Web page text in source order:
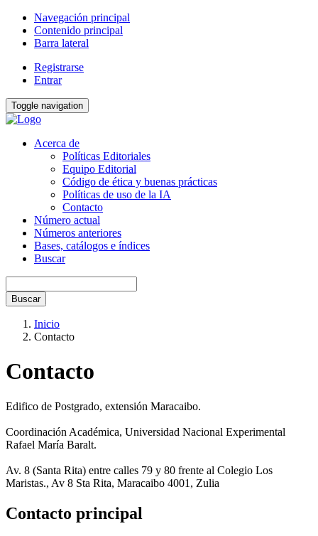
Navegación principal
Contenido principal
Barra lateral
Registrarse
Entrar
Toggle navigation
Acerca de
Políticas Editoriales
Equipo Editorial
Código de ética y buenas prácticas
Políticas de uso de la IA
Contacto
Número actual
Números anteriores
Bases, catálogos e índices
Buscar
Buscar
Inicio
Contacto
Contacto
Edifico de Postgrado, extensión Maracaibo.
Coordinación Académica, Universidad Nacional Experimental
Rafael María Baralt.
Av. 8 (Santa Rita) entre calles 79 y 80 frente al Colegio Los
Maristas., Av 8 Sta Rita, Maracaibo 4001, Zulia
Contacto principal